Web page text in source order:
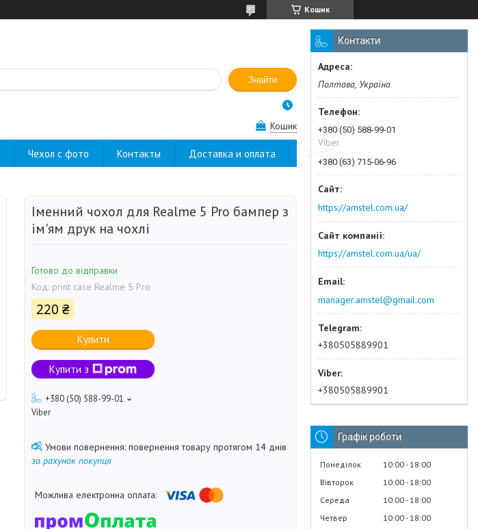
Кошик
Знайти
Кошик
Чехол с фото Контакты Доставка и оплата О нас
Іменний чохол для Realme 5 Pro бампер з
ім'ям друк на чохлі
Готово до відправки
Код: print case Realme 5 Pro
220 ₴
Купити
Купити з
+380 (50) 588-99-01
Viber
повернення товару протягом 14 днів
за рахунок покупця
Контакти
Полтава, Україна
+380 (50) 588-99-01
Viber
+380 (63) 715-06-96
https://amstel.com.ua/
https://amstel.com.ua/ua/
manager.amstel@gmail.com
+380505889901
+380505889901
Графік роботи
Понеділок 10:00 18:00
Вівторок
10:00 18:00
Середа
10:00 18:00
Четвер
10:00 18:00